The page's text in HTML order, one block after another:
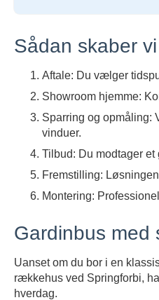
Sådan skaber
Aftale: Du vælger
Showroom hjemme:
Sparring og opmåling:
vinduer.
Tilbud: Du modtager
Fremstilling:
Montering:
Gardinbus med
Uanset om du bor i en
rækkehus ved Springforbi,
hverdag.